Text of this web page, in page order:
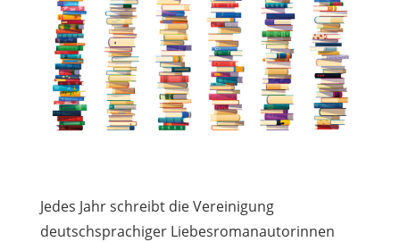
Jedes Jahr schreibt die Vereinigung
deutschsprachiger Liebesromanautorinnen